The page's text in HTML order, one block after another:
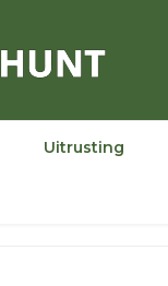
Uitrusting